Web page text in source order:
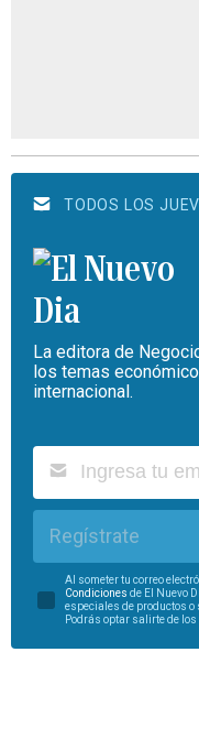
TODOS LOS
La editora de
los temas
internacional.
Regístrate
Al someter tu correo
Condiciones de El Nuevo
especiales de productos o
Podrás optar salirte de